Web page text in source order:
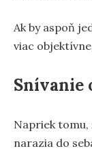
Ak by aspoň
viac
Snívanie
Napriek tomu,
narazia do